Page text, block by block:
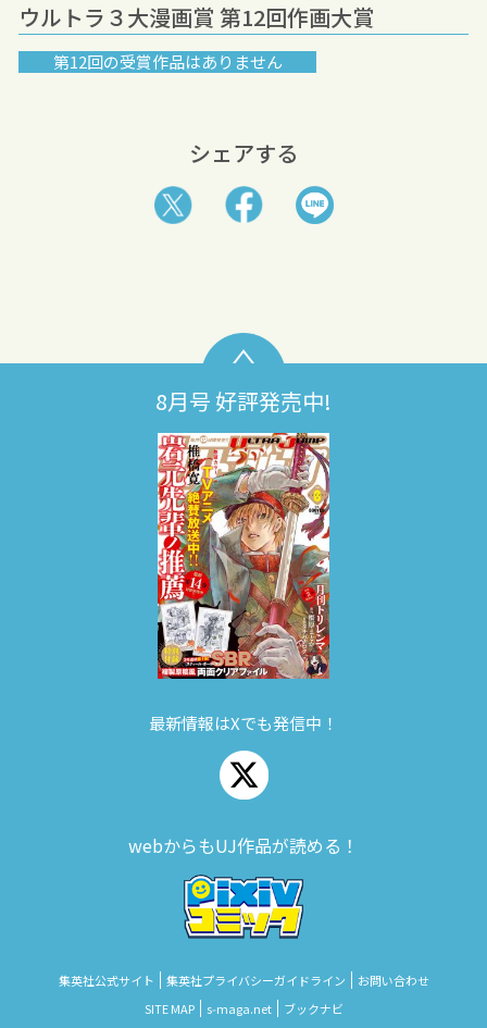
ウルトラ３大漫画賞 第12回作画大賞
第12回の受賞作品はありません
シェアする
8月号 好評発売中!
最新情報はXでも発信中！
webからもUJ作品が読める！
集英社公式サイト 集英社プライバシーガイドライン
お問い合わせ
SITE MAP
s‑maga.net
ブックナビ